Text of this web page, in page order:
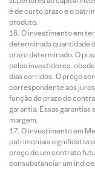
é de curto prazo e o
produto.
O investimento em
determinada quantidade
prazo determinado. O
pelos investidores,
dias corridos. O preço
correspondente aos
função do prazo do
garantia. Essas garantias
margem.
O investimento em
patrimoniais
preço de um contrato
consubstanciar um